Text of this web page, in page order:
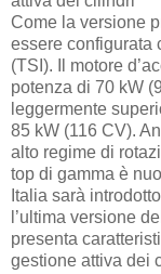
Come la versione
essere configurata
(TSI). Il motore
potenza di 70 kW
leggermente
85 kW (116 CV).
alto regime di
top di gamma è
Italia sarà
l’ultima versione
presenta
gestione attiva dei